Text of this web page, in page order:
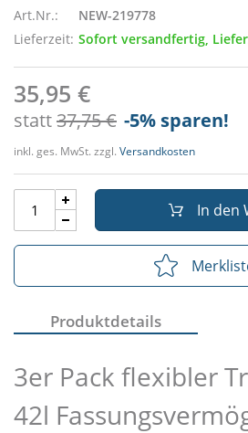
Art.Nr.:
NEW-219778
Lieferzeit: Sofort versandfertig,
35,95 €
statt37,75 € -5% sparen!
inkl. ges. MwSt. zzgl. Versandkosten
In den
Produktdetails
3er Pack flexibler
42l